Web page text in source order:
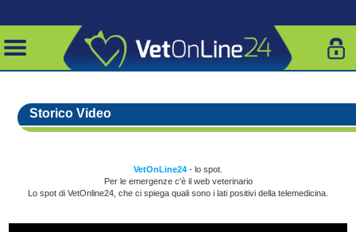
Storico Video
VetOnLine24 - lo spot.
Per le emergenze c'è il web veterinario
Lo spot di VetOnline24, che ci spiega quali sono i lati positivi della telemedicina.